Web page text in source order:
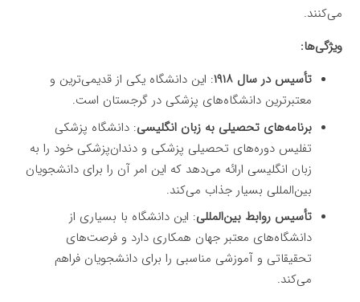
می‌کنند.
ویژگی‌ها:
تأسیس در سال ۱۹۱۸
: این دانشگاه یکی از قدیمی‌ترین و
معتبرترین دانشگاه‌های پزشکی در گرجستان است.
برنامه‌های تحصیلی به زبان انگلیسی: دانشگاه پزشکی
تفلیس دوره‌های تحصیلی پزشکی و دندان‌پزشکی خود را به
زبان انگلیسی ارائه می‌دهد که این امر آن را برای دانشجویان
بین‌المللی بسیار جذاب می‌کند.
تأسیس روابط بین‌المللی: این دانشگاه با بسیاری از
دانشگاه‌های معتبر جهان همکاری دارد و فرصت‌های
تحقیقاتی و آموزشی مناسبی را برای دانشجویان فراهم
می‌کند.